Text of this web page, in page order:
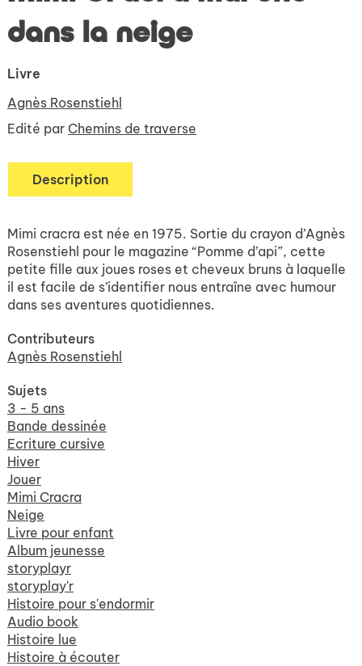
dans la neige
Livre
Agnès Rosenstiehl
Edité par Chemins de traverse
Description
Mimi cracra est née en 1975. Sortie du crayon d’Agnès
Rosenstiehl pour le magazine “Pomme d’api”, cette
petite fille aux joues roses et cheveux bruns à laquelle
il est facile de s’identifier nous entraîne avec humour
dans ses aventures quotidiennes.
Contributeurs
Agnès Rosenstiehl
Sujets
3 - 5 ans
Bande dessinée
Ecriture cursive
Hiver
Jouer
Mimi Cracra
Neige
Livre pour enfant
Album jeunesse
storyplayr
storyplay'r
Histoire pour s'endormir
Audio book
Histoire lue
Histoire à écouter